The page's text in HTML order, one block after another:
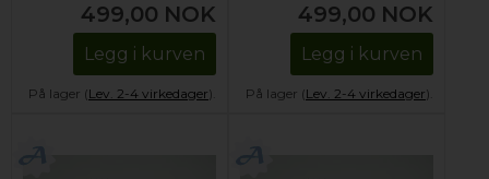
499,00 NOK
Legg i kurven
På lager (Lev. 2-4 virkedager).
499,00 NOK
Legg i kurven
På lager (Lev. 2-4 virkedager).